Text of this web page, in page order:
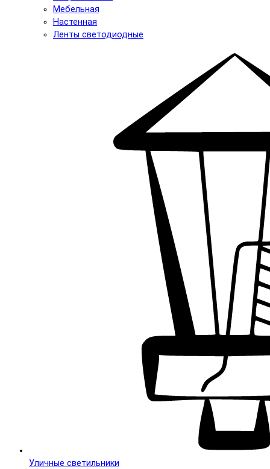
Мебельная
Настенная
Ленты светодиодные
Уличные светильники